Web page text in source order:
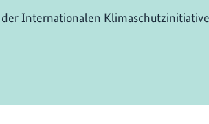
Internationalen